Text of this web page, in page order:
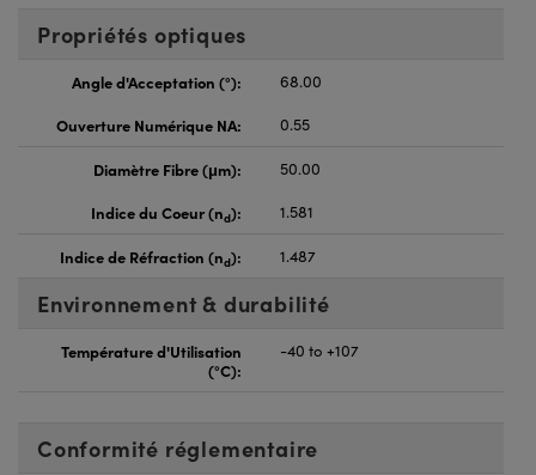
Propriétés optiques
Angle d'Acceptation (°):
68.00
Ouverture Numérique NA:
0.55
Diamètre Fibre (μm):
50.00
Indice du Coeur (nd): 1.581
Indice de Réfraction (nd): 1.487
Environnement & durabilité
Température d'Utilisation
(°C):
-40 to +107
Conformité réglementaire